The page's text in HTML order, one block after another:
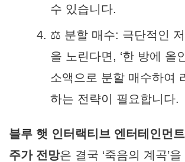
수 있습니다.
⚖️ 분할 매수: 극단적인
을 노린다면, ‘한 방에 올
소액으로 분할 매수하여
하는 전략이 필요합니다.
블루 햇 인터랙티브 엔터테인먼
주가 전망은 결국 ‘죽음의 계곡’